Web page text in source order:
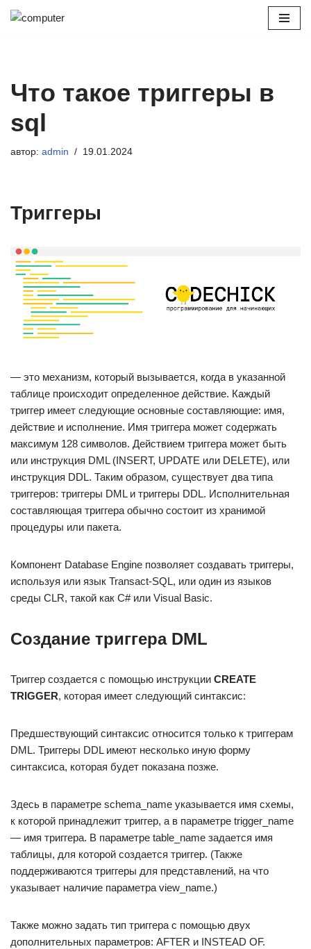
Что такое триггеры в
sql
автор: admin 19.01.2024
Триггеры
— это механизм, который вызывается, когда в указанной
таблице происходит определенное действие. Каждый
триггер имеет следующие основные составляющие: имя,
действие и исполнение. Имя триггера может содержать
максимум 128 символов. Действием триггера может быть
или инструкция DML (INSERT, UPDATE или DELETE), или
инструкция DDL. Таким образом, существует два типа
триггеров: триггеры DML и триггеры DDL. Исполнительная
составляющая триггера обычно состоит из хранимой
процедуры или пакета.
Компонент Database Engine позволяет создавать триггеры,
используя или язык Transact-SQL, или один из языков
среды CLR, такой как C# или Visual Basic.
Создание триггера DML
Триггер создается с помощью инструкции CREATE
TRIGGER, которая имеет следующий синтаксис:
Предшествующий синтаксис относится только к триггерам
DML. Триггеры DDL имеют несколько иную форму
синтаксиса, которая будет показана позже.
Здесь в параметре schema_name указывается имя схемы,
к которой принадлежит триггер, а в параметре trigger_name
— имя триггера. В параметре table_name задается имя
таблицы, для которой создается триггер. (Также
поддерживаются триггеры для представлений, на что
указывает наличие параметра view_name.)
Также можно задать тип триггера с помощью двух
дополнительных параметров: AFTER и INSTEAD OF.